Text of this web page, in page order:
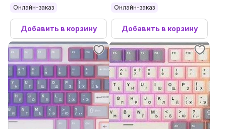
Онлайн-заказ
Добавить в корзину
Онлайн-заказ
Добавить в корзину